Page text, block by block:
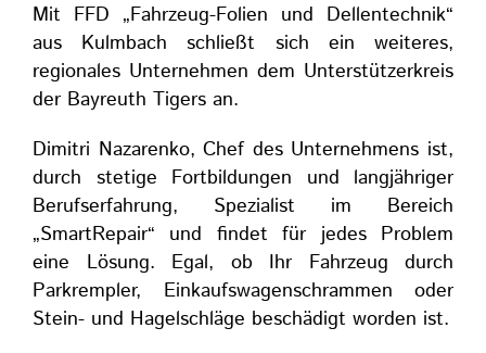
Mit FFD „Fahrzeug-Folien und Dellentechnik“
aus Kulmbach schließt sich ein weiteres,
regionales Unternehmen dem Unterstützerkreis
der Bayreuth Tigers an.
Dimitri Nazarenko, Chef des Unternehmens ist,
durch stetige Fortbildungen und langjähriger
Berufserfahrung, Spezialist im Bereich
„SmartRepair“ und findet für jedes Problem
eine Lösung. Egal, ob Ihr Fahrzeug durch
Parkrempler, Einkaufswagenschrammen oder
Stein- und Hagelschläge beschädigt worden ist.